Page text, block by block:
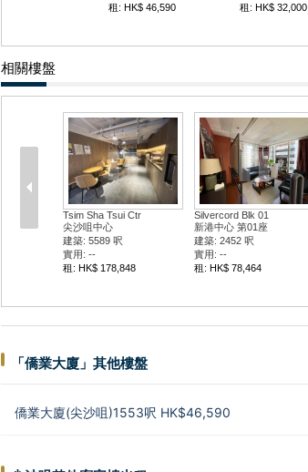
租: HK$ 46,590
租: HK$ 32,000
相關樓盤
Tsim Sha Tsui Ctr
尖沙咀中心
建築: 5589 呎
實用: --
租: HK$ 178,848
Silvercord Blk 01
新港中心 第01座
建築: 2452 呎
實用: --
租: HK$ 78,464
「僑業大廈」其他樓盤
僑業大廈(尖沙咀)1553呎 HK$46,590